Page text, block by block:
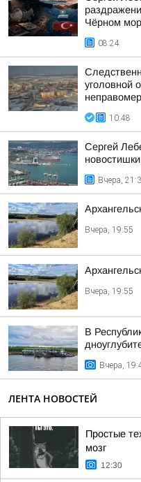
Чёрном
08:24
уголовной
10:48
Сергей
Вчера,
Вчера, 19:55
Вчера, 19:55
В
Вчера,
ЛЕНТА НОВОСТЕЙ
Простые
мозг
12:30